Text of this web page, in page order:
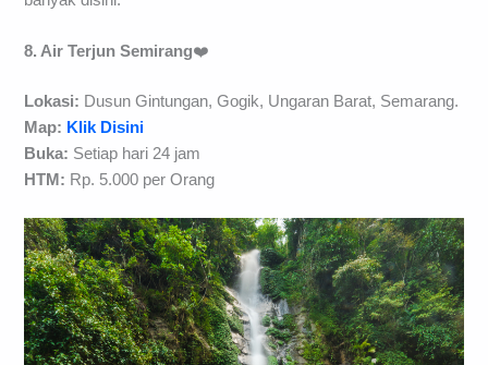
8. Air Terjun Semirang❤️
Lokasi: Dusun Gintungan, Gogik, Ungaran Barat, Semarang.
Map: Klik Disini
Buka: Setiap hari 24 jam
HTM: Rp. 5.000 per Orang